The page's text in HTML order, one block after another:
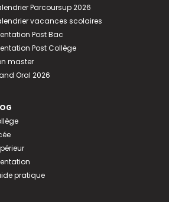
Parcoursup 2026
vacances scolaires
Post Bac
Post Collège
master
Oral 2026
pratique